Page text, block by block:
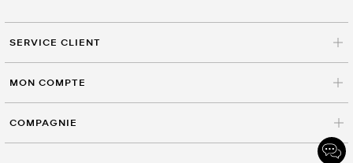
SERVICE CLIENT
MON COMPTE
COMPAGNIE